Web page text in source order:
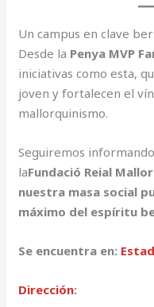
Un campus en clave
Desde la Penya MVP
iniciativas como esta,
joven y fortalecen el
mallorquinismo.
Seguiremos
laFundació Reial
nuestra masa social
máximo del espíritu
Se encuentra en:
Dirección: